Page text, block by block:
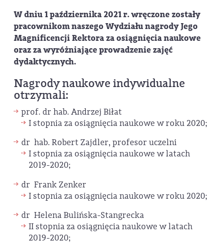
W dniu 1 października 2021 r. wręczone zostały
pracownikom naszego Wydziału nagrody Jego
Magnificencji Rektora za osiągnięcia naukowe
oraz za wyróżniające prowadzenie zajęć
dydaktycznych.
Nagrody naukowe indywidualne
otrzymali:
prof. dr hab. Andrzej Biłat
I stopnia za osiągnięcia naukowe w roku 2020;
dr hab. Robert Zajdler, profesor uczelni
I stopnia za osiągnięcia naukowe w latach
2019-2020;
dr Frank Zenker
I stopnia za osiągnięcia naukowe w roku 2020;
dr Helena Bulińska-Stangrecka
II stopnia za osiągnięcia naukowe w latach
2019-2020;